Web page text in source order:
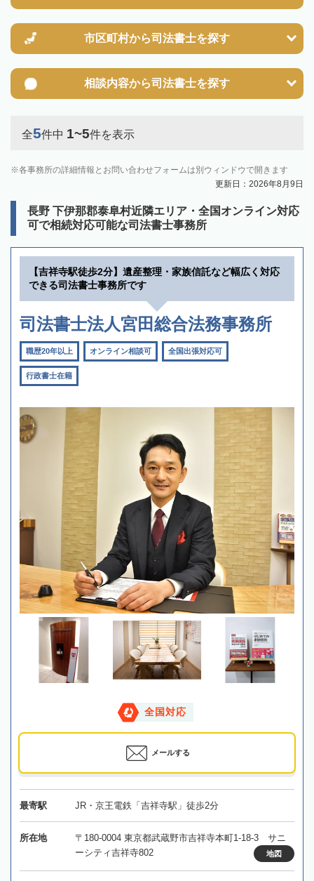
市区町村から司法書士を探す
相談内容から司法書士を探す
全5件中 1~5件を表示
各事務所の詳細情報とお問い合わせフォームは別ウィンドウで開きます
更新日：2026年8月9日
長野 下伊那郡泰阜村近隣エリア・全国オンライン対応
可で相続対応可能な司法書士事務所
【吉祥寺駅徒歩2分】遺産整理・家族信託など幅広く対応
できる司法書士事務所です
司法書士法人宮田総合法務事務所
職歴20年以上 オンライン相談可 全国出張対応可
行政書士在籍
全国対応
メールする
最寄駅 JR・京王電鉄「吉祥寺駅」徒歩2分
所在地
〒180-0004 東京都武蔵野市吉祥寺本町1-18-3 サニ
ーシティ吉祥寺802
地図